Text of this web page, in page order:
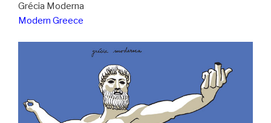
Grécia Moderna
Modern Greece